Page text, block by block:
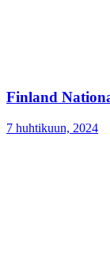
Finland
7 huhtikuun, 2024